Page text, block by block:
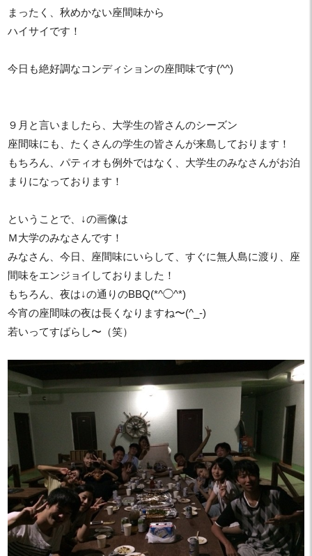
まったく、秋めかない座間味から
ハイサイです！
今日も絶好調なコンディションの座間味です(^^)
９月と言いましたら、大学生の皆さんのシーズン
座間味にも、たくさんの学生の皆さんが来島しております！
もちろん、パティオも例外ではなく、大学生のみなさんがお泊
まりになっております！
ということで、↓の画像は
Ｍ大学のみなさんです！
みなさん、今日、座間味にいらして、すぐに無人島に渡り、座
間味をエンジョイしておりました！
もちろん、夜は↓の通りのBBQ(*^◯^*)
今宵の座間味の夜は長くなりますね〜(^_-)
若いってすばらし〜（笑）